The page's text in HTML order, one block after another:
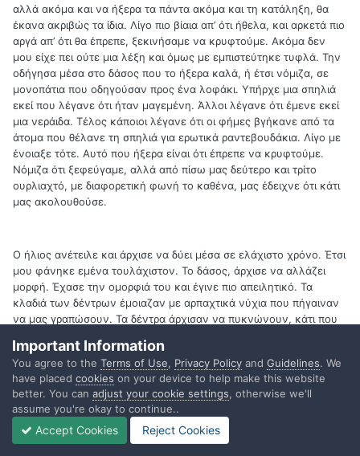
αλλά ακόμα και να ήξερα τα πάντα ακόμα και τη κατάληξη, θα
έκανα ακριβώς τα ίδια. Λίγο πιο βίαια απ’ ότι ήθελα, και αρκετά πιο
αργά απ’ ότι θα έπρεπε, ξεκινήσαμε να κρυφτούμε. Ακόμα δεν
μου είχε πει ούτε μια λέξη και όμως με εμπιστεύτηκε τυφλά. Την
οδήγησα μέσα στο δάσος που το ήξερα καλά, ή έτσι νόμιζα, σε
μονοπάτια που οδηγούσαν προς ένα λοφάκι. Υπήρχε μια σπηλιά
εκεί που λέγανε ότι ήταν μαγεμένη. Άλλοι λέγανε ότι έμενε εκεί
μια νεράιδα. Τέλος κάποιοι λέγανε ότι οι φήμες βγήκανε από τα
άτομα που θέλανε τη σπηλιά για ερωτικά ραντεβουδάκια. Λίγο με
ένοιαξε τότε. Αυτό που ήξερα είναι ότι έπρεπε να κρυφτούμε.
Νόμιζα ότι ξεφεύγαμε, αλλά από πίσω μας δεύτερο και τρίτο
ουρλιαχτό, με διαφορετική φωνή το καθένα, μας έδειχνε ότι κάτι
μας ακολουθούσε.
Ο ήλιος ανέτειλε και άρχισε να δύει μέσα σε ελάχιστο χρόνο. Έτσι
μου φάνηκε εμένα τουλάχιστον. Το δάσος, άρχισε να αλλάζει
μορφή. Έχασε την ομορφιά του και έγινε πιο απειλητικό. Τα
κλαδιά των δέντρων έμοιαζαν με αρπαχτικά νύχια που πήγαιναν
να μας γραπώσουν. Τα δέντρα άρχισαν να πυκνώνουν, κάτι που
σπηλιά. Τα ουρλιαχτά πίσω μας πλησίαζαν. Το βήμα μας είχε
ανοίξει σε σημείο που τρέχαμε πια. Η σπηλιά ήταν απλά μέτρα
μπροστά μας, όταν ένα αλύχτισμα, πιο δυνατό από όσα είχαν
ακουστεί μέχρι τότε, με ανάγκασε να γυρίσω το κεφάλι. Και είδα
για πρώτη φορά τους διώχτες μας… Φριχτά πλάσματα. Αφύσικα,
απόκοσμα, διαβολικά. Τα μάτια τους κόκκινα σαν κάρβουνα που
καίνε, οι γλώσσες τους κατακόκκινες από αίμα, τεράστια και
Important Information
You agree to the Terms of Use, Privacy Policy and Guidelines. We
have placed cookies on your device to help make this website
better. You can adjust your cookie settings, otherwise we'll
assume you're okay to continue..
Accept Cookies Reject Cookies